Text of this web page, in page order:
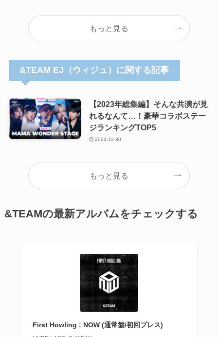
もっと見る
&TEAM EJ（ウィジュ）に関する記事
【2023年総集編】そんな共演が見
れるなんて…！豪華コラボステー
ジランキングTOP5
2023-12-30
もっと見る
&TEAMの最新アルバムをチェックする
First Howling : NOW (通常盤/初回プレス)